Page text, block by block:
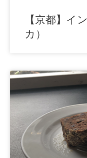
【京都】イ
カ）